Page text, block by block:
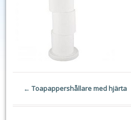
← Toapappershållare med hjärta